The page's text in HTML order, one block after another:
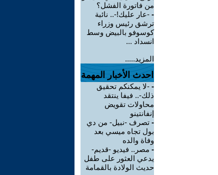
من فاتورة الفشل؟
- -عار عليك!-.. نائبة
ترشق رئيس وزراء
كوسوفو بالبيض وسط
انسداد ...
المزيد.....
احدث الأخبار المهمة
- -لا يمكنكم تحقيق
ذلك-.. فيفا ينتقد
محاولات تقويض
إنفانتينو
- تصرف -نبيل- من دي
بول تجاه ميسي بعد
وفاة والده
- مصر.. فيديو -قديم-
يدعي العثور على طفل
حديث الولادة بالقمامة